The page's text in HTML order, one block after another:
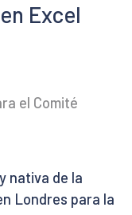
Excel
el Comité
nativa de la
Londres para la